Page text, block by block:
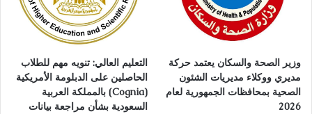
وزير الصحة والسكان يعتمد حركة
مديري ووكلاء مديريات الشئون
الصحية بمحافظات الجمهورية لعام
2026
التعليم العالي: تنويه مهم للطلاب
الحاصلين على الدبلومة الأمريكية
(Cognia) بالمملكة العربية
السعودية بشأن مراجعة بيانات